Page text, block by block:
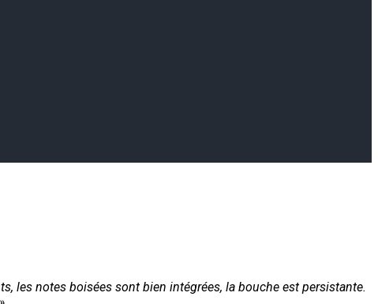
les notes boisées sont bien intégrées, la bouche est persistante.